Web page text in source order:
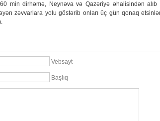
min dirhəmə, Neynəva və Qazəriyə əhalisindən
zəvvarlara yolu göstərib onları üç gün qonaq
Vebsayt
Başlıq